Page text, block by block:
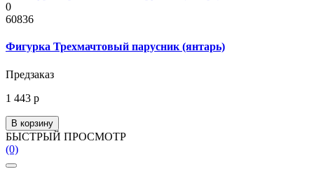
0
60836
Фигурка Трехмачтовый парусник (янтарь)
Предзаказ
1 443 р
В корзину
БЫСТРЫЙ ПРОСМОТР
(0)